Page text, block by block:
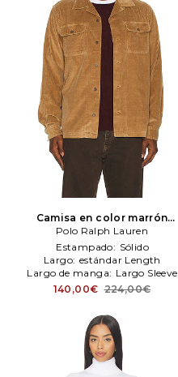
Camisa en color marrón
Polo Ralph Lauren
Polo Ralph Lauren
Estampado: Sólido
Largo: estándar Length
Largo de manga: Largo Sleeve
140,00€ 224,00€